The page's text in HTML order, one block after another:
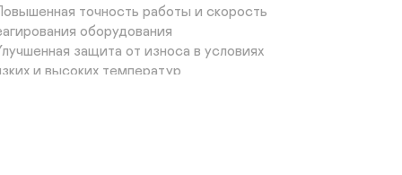
точность работы и скорость
оборудования
защита от износа в условиях
и высоких температур